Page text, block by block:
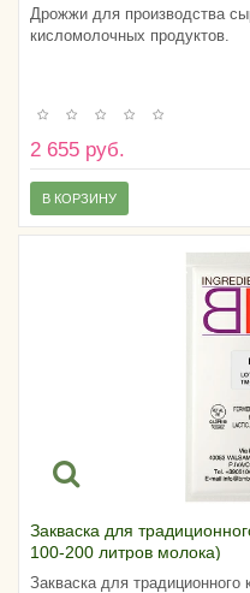
Дрожжи для производства
кисломолочных продуктов.
2 655 руб.
В КОРЗИНУ
Закваска для
100-200 литров молока)
Закваска для